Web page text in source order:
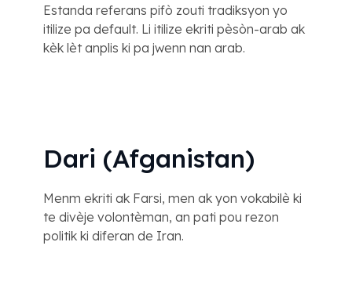
Estanda referans pifò zouti tradiksyon yo
itilize pa default. Li itilize ekriti pèsòn-arab ak
kèk lèt ​​anplis ki pa jwenn nan arab.
Dari (Afganistan)
Menm ekriti ak Farsi, men ak yon vokabilè ki
te divèje volontèman, an pati pou rezon
politik ki diferan de Iran.